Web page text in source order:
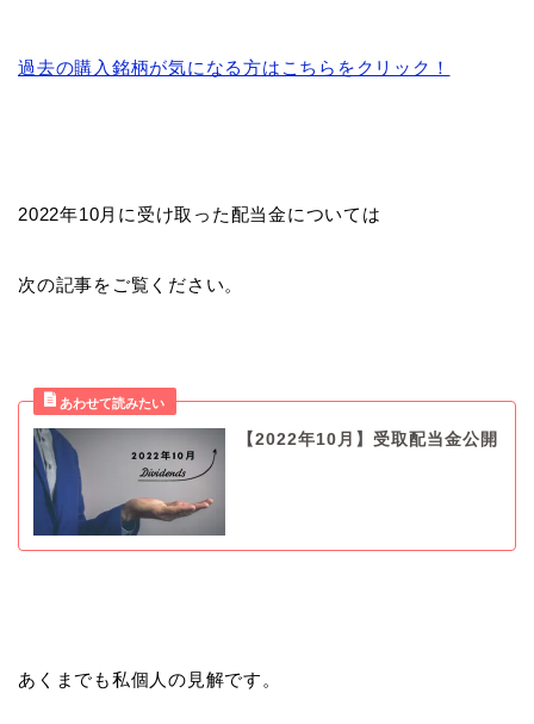
過去の購入銘柄が気になる方はこちらをクリック！
2022年10月に受け取った配当金については
次の記事をご覧ください。
【2022年10月】受取配当金公開
あくまでも私個人の見解です。